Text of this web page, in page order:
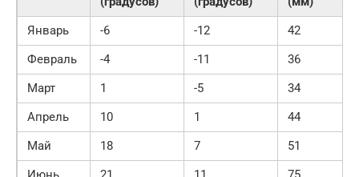
Январь
-6 -12
42
Февраль
-4 -11
36
Март
1 -5
34
Апрель
10 1
44
Май
18 7
51